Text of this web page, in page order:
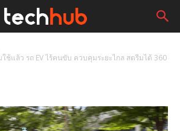
ช้แล้ว รถ EV ไร้คนขับ ควบคุมระยะไกล สตรีมได้ 360